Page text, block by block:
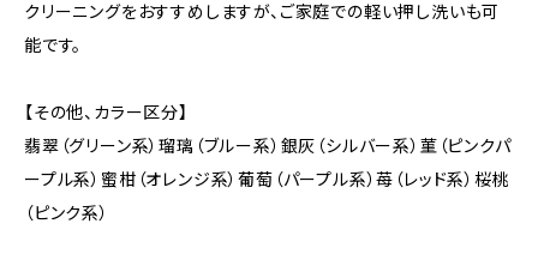
クリーニングをおすすめしますが、ご家庭での軽い押し洗いも可
能です。
【その他、カラー区分】
翡翠（グリーン系）瑠璃（ブルー系）銀灰（シルバー系）菫（ピンクパ
ープル系）蜜柑（オレンジ系）葡萄（パープル系）苺（レッド系）桜桃
（ピンク系）